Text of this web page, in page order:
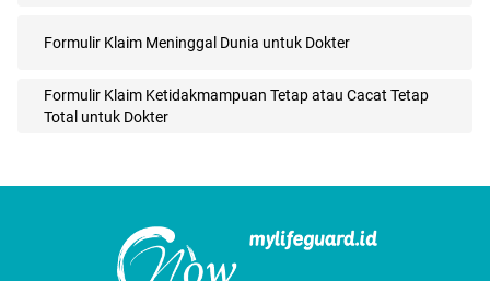
Formulir Klaim Meninggal Dunia untuk Dokter
Formulir Klaim Ketidakmampuan Tetap atau Cacat Tetap
Total untuk Dokter